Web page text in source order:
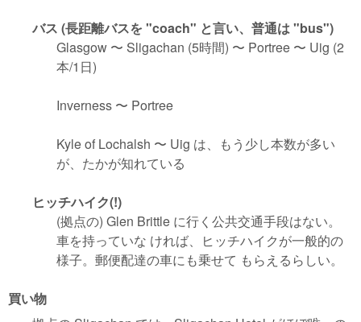
バス (長距離バスを "coach" と言い、普通は "bus")
Glasgow 〜 Sligachan (5時間) 〜 Portree 〜 Uig (2
本/1日)
Inverness 〜 Portree
Kyle of Lochalsh 〜 Uig は、もう少し本数が多い
が、たかが知れている
ヒッチハイク(!)
(拠点の) Glen Brittle に行く公共交通手段はない。
車を持っていな ければ、ヒッチハイクが一般的の
様子。郵便配達の車にも乗せて もらえるらしい。
買い物